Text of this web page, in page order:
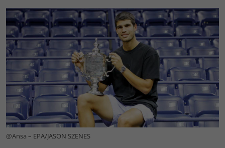
@Ansa – EPA/JASON SZENES